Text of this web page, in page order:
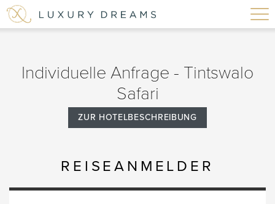
Individuelle Anfrage - Tintswalo
Safari
ZUR HOTELBESCHREIBUNG
REISEANMELDER